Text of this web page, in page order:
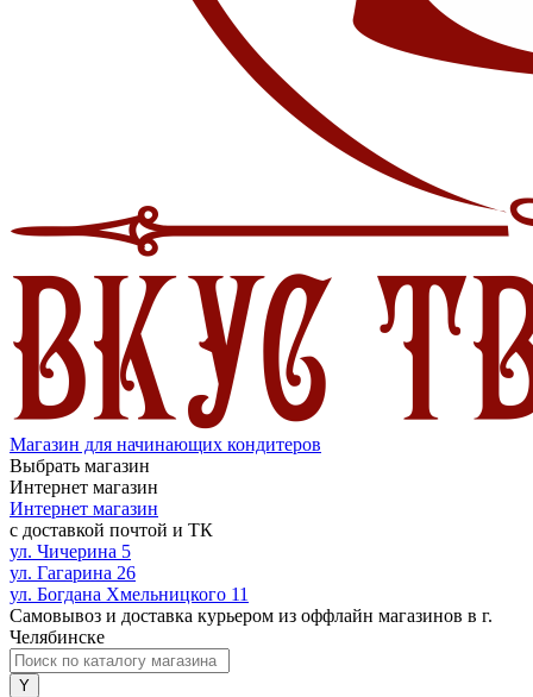
Магазин для начинающих кондитеров
Выбрать магазин
Интернет магазин
Интернет магазин
с доставкой почтой и ТК
ул. Чичерина 5
ул. Гагарина 26
ул. Богдана Хмельницкого 11
Самовывоз и доставка курьером из оффлайн магазинов в г.
Челябинске